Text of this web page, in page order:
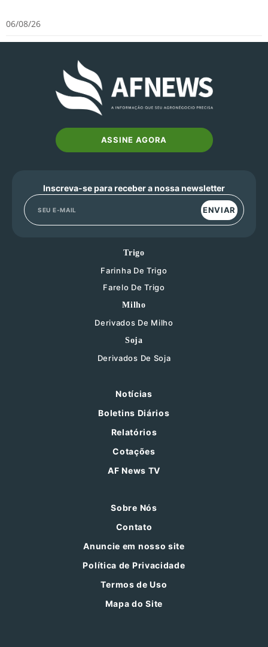
06/08/26
ASSINE AGORA
Inscreva-se para receber a nossa newsletter
ENVIAR
Trigo
Farinha De Trigo
Farelo De Trigo
Milho
Derivados De Milho
Soja
Derivados De Soja
Notícias
Boletins Diários
Relatórios
Cotações
AF News TV
Sobre Nós
Contato
Anuncie em nosso site
Política de Privacidade
Termos de Uso
Mapa do Site